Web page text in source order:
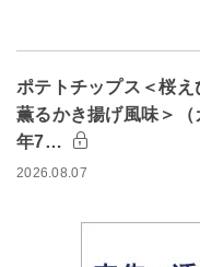
ポテトチップス＜桜
薫るかき揚げ風味＞
年7…
2026.08.07